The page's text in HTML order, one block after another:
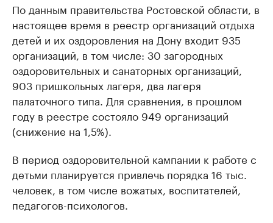
По данным правительства Ростовской области, в
настоящее время в реестр организаций отдыха
детей и их оздоровления на Дону входит 935
организаций, в том числе: 30 загородных
оздоровительных и санаторных организаций,
903 пришкольных лагеря, два лагеря
палаточного типа. Для сравнения, в прошлом
году в реестре состояло 949 организаций
(снижение на 1,5%).
В период оздоровительной кампании к работе с
детьми планируется привлечь порядка 16 тыс.
человек, в том числе вожатых, воспитателей,
педагогов-психологов.